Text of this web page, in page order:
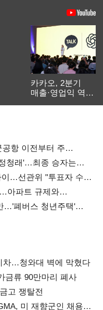
카카오, 2분기
매출·영업익 역대
항 이전부터 주
청래'…최종 승자는
이…선관위 "투표자 수
아파트 규제와
…'폐버스 청년주택'
차…청와대 벽에 막혔다
금류 90만마리 폐사
고 쟁탈전
미 재향군인 채용